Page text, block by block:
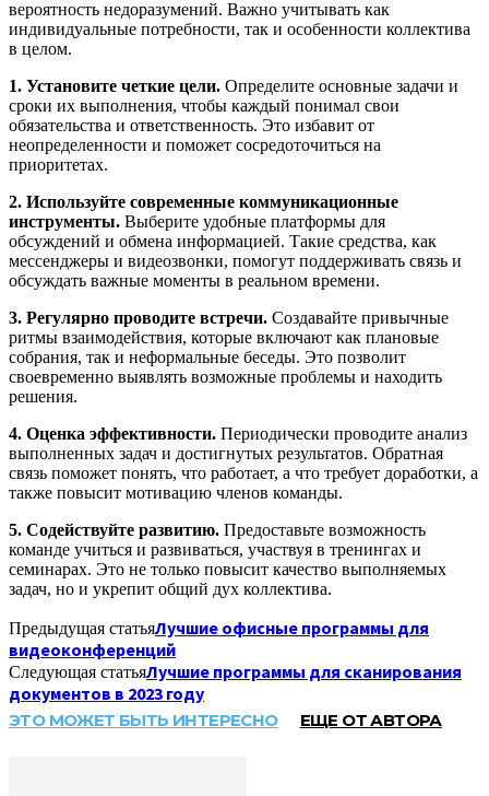
вероятность недоразумений. Важно учитывать как
индивидуальные потребности, так и особенности коллектива
в целом.
1. Установите четкие цели. Определите основные задачи и
сроки их выполнения, чтобы каждый понимал свои
обязательства и ответственность. Это избавит от
неопределенности и поможет сосредоточиться на
приоритетах.
2. Используйте современные коммуникационные
инструменты. Выберите удобные платформы для
обсуждений и обмена информацией. Такие средства, как
мессенджеры и видеозвонки, помогут поддерживать связь и
обсуждать важные моменты в реальном времени.
3. Регулярно проводите встречи. Создавайте привычные
ритмы взаимодействия, которые включают как плановые
собрания, так и неформальные беседы. Это позволит
своевременно выявлять возможные проблемы и находить
решения.
4. Оценка эффективности. Периодически проводите анализ
выполненных задач и достигнутых результатов. Обратная
связь поможет понять, что работает, а что требует доработки, а
также повысит мотивацию членов команды.
5. Содействуйте развитию. Предоставьте возможность
команде учиться и развиваться, участвуя в тренингах и
семинарах. Это не только повысит качество выполняемых
задач, но и укрепит общий дух коллектива.
Предыдущая статьяЛучшие офисные программы для
видеоконференций
Следующая статьяЛучшие программы для сканирования
документов в 2023 году
ЭТО МОЖЕТ БЫТЬ ИНТЕРЕСНО ЕЩЕ ОТ АВТОРА